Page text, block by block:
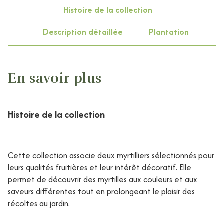
Histoire de la collection
Description détaillée
Plantation
En savoir plus
Histoire de la collection
Cette collection associe deux myrtilliers sélectionnés pour
leurs qualités fruitières et leur intérêt décoratif. Elle
permet de découvrir des myrtilles aux couleurs et aux
saveurs différentes tout en prolongeant le plaisir des
récoltes au jardin.